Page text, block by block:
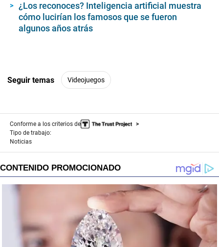
¿Los reconoces? Inteligencia artificial muestra
cómo lucirían los famosos que se fueron
algunos años atrás
Seguir temas Videojuegos
Conforme a los criterios de
Tipo de trabajo:
Noticias